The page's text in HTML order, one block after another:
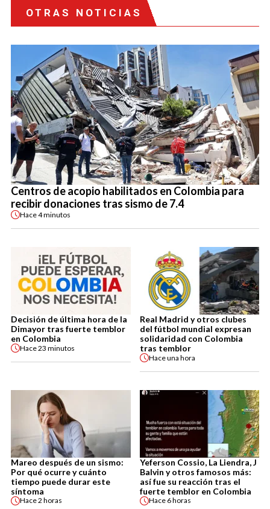
OTRAS NOTICIAS
Centros de acopio habilitados en Colombia para
recibir donaciones tras sismo de 7.4
Hace4 minutos
Decisión de última hora de la
Dimayor tras fuerte temblor
en Colombia
Hace23 minutos
Real Madrid y otros clubes
del fútbol mundial expresan
solidaridad con Colombia
tras temblor
Haceuna hora
Mareo después de un sismo:
Por qué ocurre y cuánto
tiempo puede durar este
síntoma
Hace2 horas
Yeferson Cossio, La Liendra, J
Balvin y otros famosos más:
así fue su reacción tras el
fuerte temblor en Colombia
Hace 6 horas